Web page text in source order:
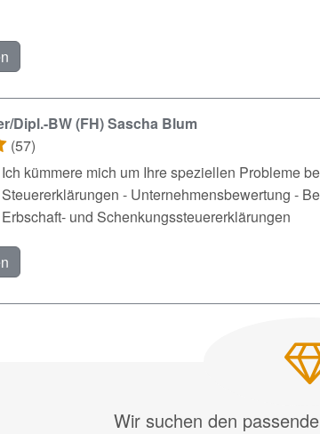
Dipl.-BW (FH) Sascha Blum
(57)
Ich kümmere mich um Ihre speziellen Probleme
Steuererklärungen - Unternehmensbewertung -
Erbschaft- und Schenkungssteuererklärungen
Wir suchen den